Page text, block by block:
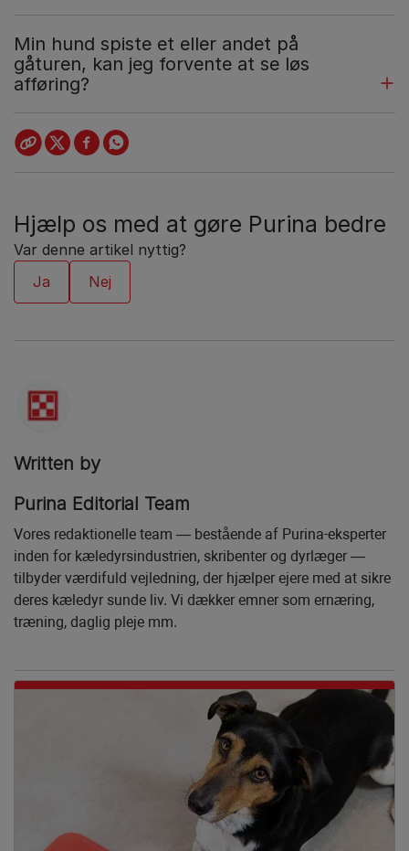
Min hund spiste et eller andet på
gåturen, kan jeg forvente at se løs
afføring?
Hjælp os med at gøre Purina bedre
Var denne artikel nyttig?
Written by
Purina Editorial Team
Vores redaktionelle team — bestående af Purina-eksperter
inden for kæledyrsindustrien, skribenter og dyrlæger —
tilbyder værdifuld vejledning, der hjælper ejere med at sikre
deres kæledyr sunde liv. Vi dækker emner som ernæring,
træning, daglig pleje mm.